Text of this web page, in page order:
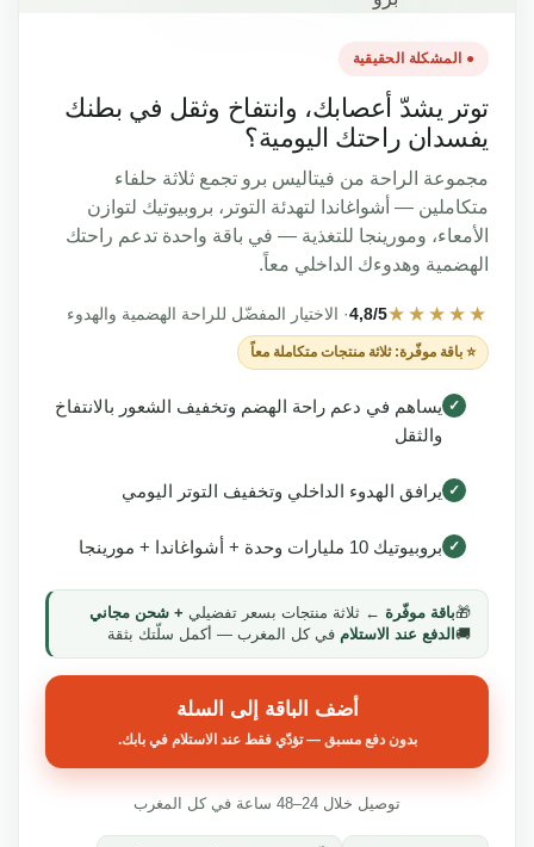
● المشكلة الحقيقية
يشدّ أعصابك، وانتفاخ وثقل في بطنك
راحتك اليومية؟
الراحة من فيتاليس برو تجمع ثلاثة حلفاء
— أشواغاندا لتهدئة التوتر، بروبيوتيك لتوازن
ومورينجا للتغذية — في باقة واحدة تدعم راحتك
وهدوءك الداخلي معاً.
4,8/5 · الاختيار المفضّل للراحة الهضمية والهدوء
⭐ باقة موفّرة: ثلاثة منتجات متكاملة معاً
يساهم في دعم راحة الهضم وتخفيف الشعور بالانتفاخ
يرافق الهدوء الداخلي وتخفيف التوتر اليومي
بروبيوتيك 10 مليارات وحدة + أشواغاندا + مورينجا
باقة موفّرة← ثلاثة منتجات بسعر تفضيلي + شحن مجاني
الدفع عند الاستلام في كل المغرب — أكمل سلّتك بثقة
أضف الباقة إلى السلة
بدون دفع مسبق — تؤدّي فقط عند الاستلام في بابك.
توصيل خلال 24–48 ساعة في كل المغرب